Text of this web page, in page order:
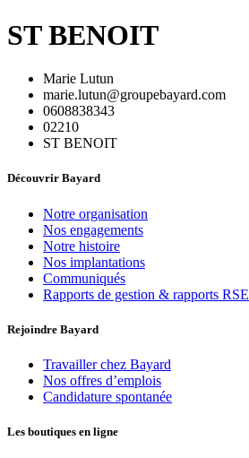
ST BENOIT
Marie Lutun
marie.lutun@groupebayard.com
0608838343
02210
ST BENOIT
Découvrir Bayard
Notre organisation
Nos engagements
Notre histoire
Nos implantations
Communiqués
Rapports de gestion & rapports RSE
Rejoindre Bayard
Travailler chez Bayard
Nos offres d’emplois
Candidature spontanée
Les boutiques en ligne